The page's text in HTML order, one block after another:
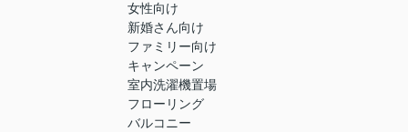
女性向け
新婚さん向け
ファミリー向け
キャンペーン
室内洗濯機置場
フローリング
バルコニー